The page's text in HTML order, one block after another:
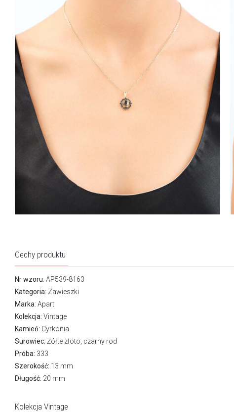
Cechy produktu
Nr wzoru: AP539-8163
Kategoria: Zawieszki
Marka: Apart
Kolekcja: Vintage
Kamień: Cyrkonia
Surowiec: Żółte złoto, czarny rod
Próba: 333
Szerokość: 13 mm
Długość: 20 mm
Kolekcja Vintage